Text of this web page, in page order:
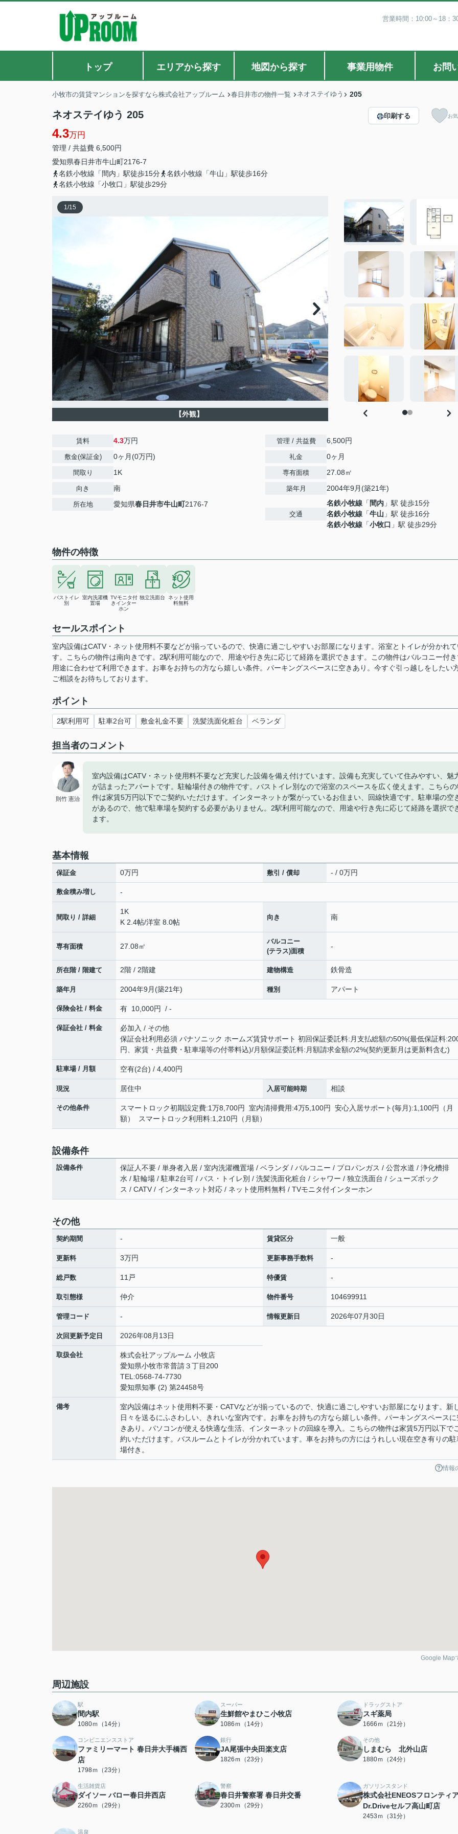
営業時間：10:00～18：
トップ エリアから探す 地図から探す 事業用物件 お問
小牧市の賃貸マンションを探すなら株式会社アップルーム 春日井市の物件一覧 ネオステイゆう 205
ネオステイゆう 205
4.3万円
管理 / 共益費 6,500円
愛知県春日井市牛山町2176-7
名鉄小牧線「間内」駅徒歩15分
名鉄小牧線「牛山」駅徒歩16分
名鉄小牧線「小牧口」駅徒歩29分
印刷する お
1/15
【外観】
賃料 4.3万円
敷金(保証金) 0ヶ月(0万円)
間取り 1K
向き 南
所在地 愛知県春日井市牛山町2176-7
管理 / 共益費 6,500円
礼金 0ヶ月
専有面積 27.08㎡
築年月 2004年9月(築21年)
交通
名鉄小牧線 「 間内 」駅 徒歩15分
名鉄小牧線 「牛山 」駅 徒歩16分
名鉄小牧線 「小牧口 」駅 徒歩29分
物件の特徴
バストイレ
別
室内洗濯機
置場
TVモニタ付
きインター
ホン
独立洗面台
ネット使用
料無料
セールスポイント
室内設備はCATV・ネット使用料不要などが揃っているので、快適に過ごしやすいお部屋になります。浴室とトイレが分かれ
す。こちらの物件は南向きです。2駅利用可能なので、用途や行き先に応じて経路を選択できます。この物件はバルコニー付
用途に合わせて利用できます。お車をお持ちの方なら嬉しい条件。パーキングスペースに空きあり。今すぐ引っ越しをしたい
ご相談をお待ちしております。
ポイント
2駅利用可 駐車2台可 敷金礼金不要 洗髪洗面化粧台 ベランダ
担当者のコメント
則竹 憲治
室内設備はCATV・ネット使用料不要など充実した設備を備え付けています。設備も充実していて住みやすい、魅
が詰まったアパートです。駐輪場付きの物件です。バストイレ別なので浴室のスペースを広く使えます。こちら
件は家賃5万円以下でご契約いただけます。インターネットが繋がっているお住まい、回線快適です。駐車場の空
があるので、他で駐車場を契約する必要がありません。2駅利用可能なので、用途や行き先に応じて経路を選択で
ます。
基本情報
保証金 0万円 敷引 / 償却 - / 0万円
敷金積み増し -
間取り / 詳細
1K
K 2.4帖/洋室 8.0帖
向き 南
専有面積 27.08㎡
バルコニー
(テラス)面積
-
所在階 / 階建て 2階 / 2階建 建物構造 鉄骨造
築年月 2004年9月(築21年) 種別 アパート
保険会社 / 料金 有 10,000円 / -
保証会社 / 料金
必加入 / その他
保証会社利用必須 パナソニック ホームズ賃貸サポート 初回保証委託料:月支払総額の50%(最低保証料
円、家賃・共益費・駐車場等の付帯料込)/月額保証委託料:月額請求金額の2%(契約更新月は更新料含む)
駐車場 / 月額 空有(2台) / 4,400円
現況 居住中 入居可能時期 相談
その他条件
スマートロック初期設定費:1万8,700円 室内清掃費用:4万5,100円 安心入居サポート(毎月):1,100円（月
額） スマートロック利用料:1,210円（月額）
設備条件
設備条件
保証人不要 / 単身者入居 / 室内洗濯機置場 / ベランダ / バルコニー / プロパンガス / 公営水道 / 浄化槽排
水 / 駐輪場 / 駐車2台可 / バス・トイレ別 / 洗髪洗面化粧台 / シャワー / 独立洗面台 / シューズボック
ス / CATV / インターネット対応 / ネット使用料無料 / TVモニタ付インターホン
その他
契約期間 - 賃貸区分 一般
更新料 3万円 更新事務手数料 -
総戸数 11戸 特優賃 -
取引態様 仲介 物件番号 104699911
管理コード - 情報更新日 2026年07月30日
次回更新予定日 2026年08月13日
取扱会社
株式会社アップルーム 小牧店
愛知県小牧市常普請３丁目200
TEL:0568-74-7730
愛知県知事 (2) 第24458号
備考
室内設備はネット使用料不要・CATVなどが揃っているので、快適に過ごしやすいお部屋になります。新
日々を送るにふさわしい、きれいな室内です。お車をお持ちの方なら嬉しい条件。パーキングスペースに
きあり。パソコンが使える快適な生活、インターネットの回線を導入。こちらの物件は家賃5万円以下で
約いただけます。バスルームとトイレが分かれています。車をお持ちの方にはうれしい現在空き有りの駐
場付き。
情報
Google Map
周辺施設
駅
間内駅
1080ｍ（14分）
スーパー
生鮮館やまひこ小牧店
1086ｍ（14分）
ドラッグストア
スギ薬局
1666ｍ（21分）
コンビニエンスストア
ファミリーマート 春日井大手橋西
店
1798ｍ（23分）
銀行
JA尾張中央田楽支店
1826ｍ（23分）
その他
しまむら 北外山店
1880ｍ（24分）
生活雑貨店
ダイソー バロー春日井西店
2260ｍ（29分）
警察
春日井警察署 春日井交番
2300ｍ（29分）
ガソリンスタンド
株式会社ENEOSフロンティ
Dr.Driveセルフ高山町店
2453ｍ（31分）
温泉